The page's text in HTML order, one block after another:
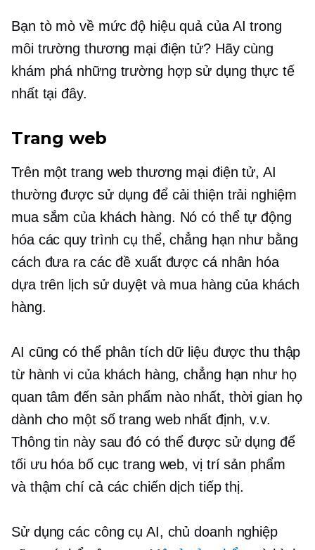
Bạn tò mò về mức độ hiệu quả của AI trong
môi trường thương mại điện tử? Hãy cùng
khám phá những trường hợp sử dụng thực tế
nhất tại đây.
Trang web
Trên một trang web thương mại điện tử, AI
thường được sử dụng để cải thiện trải nghiệm
mua sắm của khách hàng. Nó có thể tự động
hóa các quy trình cụ thể, chẳng hạn như bằng
cách đưa ra các đề xuất được cá nhân hóa
dựa trên lịch sử duyệt và mua hàng của khách
hàng.
AI cũng có thể phân tích dữ liệu được thu thập
từ hành vi của khách hàng, chẳng hạn như họ
quan tâm đến sản phẩm nào nhất, thời gian họ
dành cho một số trang web nhất định, v.v.
Thông tin này sau đó có thể được sử dụng để
tối ưu hóa bố cục trang web, vị trí sản phẩm
và thậm chí cả các chiến dịch tiếp thị.
Sử dụng các công cụ AI, chủ doanh nghiệp